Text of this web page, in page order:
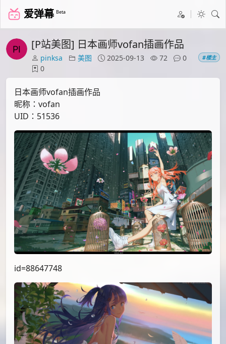
爱弹幕 Beta
[P站美图] 日本画师vofan插画作品
pinksa 美图 2025-09-13 72
0
0
#楼主
日本画师vofan插画作品
昵称：vofan
UID：51536
id=88647748